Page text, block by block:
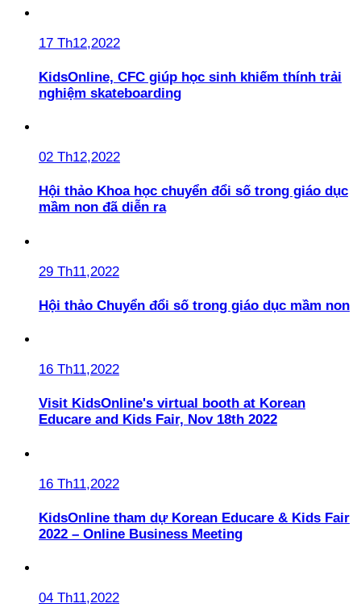
17 Th12,2022
KidsOnline, CFC giúp học sinh khiếm thính trải
nghiệm skateboarding
02 Th12,2022
Hội thảo Khoa học chuyển đổi số trong giáo dục
mầm non đã diễn ra
29 Th11,2022
Hội thảo Chuyển đổi số trong giáo dục mầm non
16 Th11,2022
Visit KidsOnline's virtual booth at Korean
Educare and Kids Fair, Nov 18th 2022
16 Th11,2022
KidsOnline tham dự Korean Educare & Kids Fair
2022 – Online Business Meeting
04 Th11,2022